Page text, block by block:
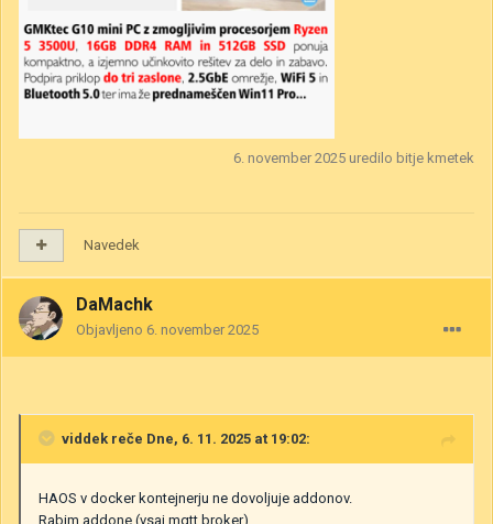
6. november 2025 uredilo bitje kmetek
Navedek
DaMachk
Objavljeno 6. november 2025
viddek reče Dne, 6. 11. 2025 at 19:02:
HAOS v docker kontejnerju ne dovoljuje addonov.
Rabim addone (vsaj mqtt broker)